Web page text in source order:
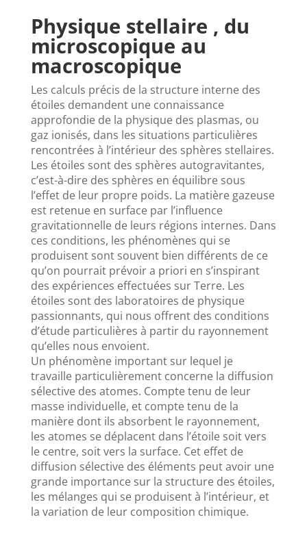
Physique stellaire , du
microscopique au
macroscopique
Les calculs précis de la structure interne des
étoiles demandent une connaissance
approfondie de la physique des plasmas, ou
gaz ionisés, dans les situations particulières
rencontrées à l’intérieur des sphères stellaires.
Les étoiles sont des sphères autogravitantes,
c’est-à-dire des sphères en équilibre sous
l’effet de leur propre poids. La matière gazeuse
est retenue en surface par l’influence
gravitationnelle de leurs régions internes. Dans
ces conditions, les phénomènes qui se
produisent sont souvent bien différents de ce
qu’on pourrait prévoir a priori en s’inspirant
des expériences effectuées sur Terre. Les
étoiles sont des laboratoires de physique
passionnants, qui nous offrent des conditions
d’étude particulières à partir du rayonnement
qu’elles nous envoient.
Un phénomène important sur lequel je
travaille particulièrement concerne la diffusion
sélective des atomes. Compte tenu de leur
masse individuelle, et compte tenu de la
manière dont ils absorbent le rayonnement,
les atomes se déplacent dans l’étoile soit vers
le centre, soit vers la surface. Cet effet de
diffusion sélective des éléments peut avoir une
grande importance sur la structure des étoiles,
les mélanges qui se produisent à l’intérieur, et
la variation de leur composition chimique.